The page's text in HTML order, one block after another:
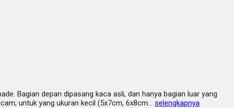
Bagian depan dipasang kaca asli, dan hanya bagian luar yang
untuk yang ukuran kecil (5x7cm, 6x8cm… selengkapnya